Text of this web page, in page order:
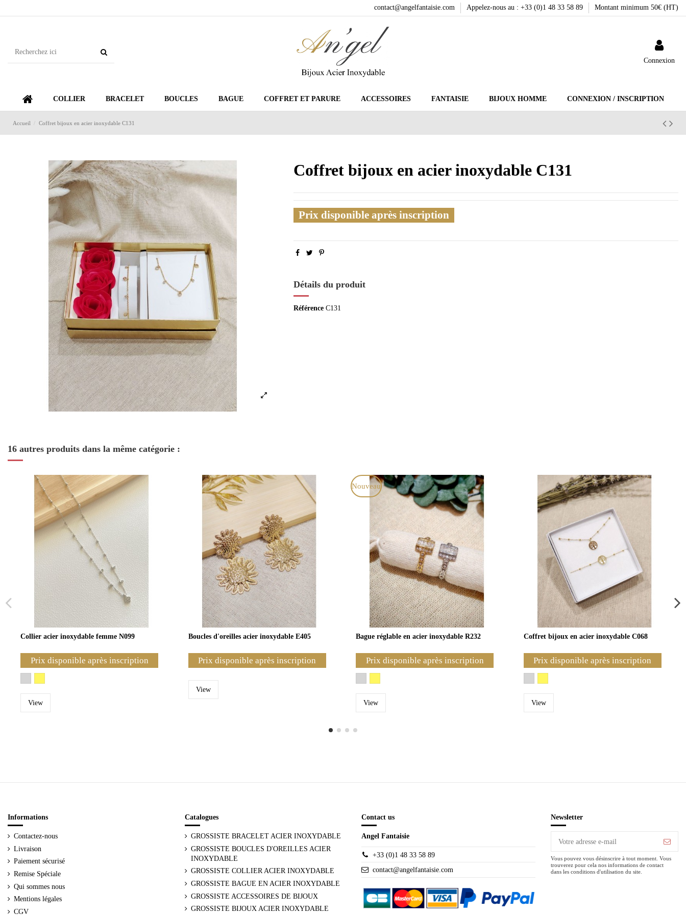
contact@angelfantaisie.com Appelez-nous au : +33 (0)1 48 33 58 89 Montant minimum 50€ (HT)
Connexion
COLLIER BRACELET BOUCLES BAGUE COFFRET ET PARURE ACCESSOIRES FANTAISIE BIJOUX HOMME CONNEXION / INSCRIPTION
Accueil Coffret bijoux en acier inoxydable C131
Coffret bijoux en acier inoxydable C131
Prix disponible après inscription
Détails du produit
Référence C131
16 autres produits dans la même catégorie :
Collier acier inoxydable femme N099
Prix disponible après inscription
View
Boucles d'oreilles acier inoxydable E405
Prix disponible après inscription
View
Nouveau
Bague réglable en acier inoxydable R232
Prix disponible après inscription
View
Coffret bijoux en acier inoxydable C068
Prix disponible après inscription
View
Informations
Contactez-nous
Livraison
Paiement sécurisé
Remise Spéciale
Qui sommes nous
Mentions légales
CGV
Catalogues
GROSSISTE BRACELET ACIER INOXYDABLE
GROSSISTE BOUCLES D'OREILLES ACIER
INOXYDABLE
GROSSISTE COLLIER ACIER INOXYDABLE
GROSSISTE BAGUE EN ACIER INOXYDABLE
GROSSISTE ACCESSOIRES DE BIJOUX
GROSSISTE BIJOUX ACIER INOXYDABLE
Contact us
Angel Fantaisie
+33 (0)1 48 33 58 89
contact@angelfantaisie.com
Newsletter
Vous pouvez vous désinscrire à tout moment. Vous
trouverez pour cela nos informations de contact
dans les conditions d'utilisation du site.